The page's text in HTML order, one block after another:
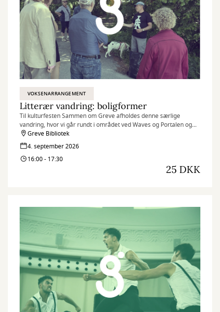
VOKSENARRANGEMENT
Litterær vandring: boligformer
Til kulturfesten Sammen om Greve afholdes denne særlige
vandring, hvor vi går rundt i området ved Waves og Portalen og
stiller skarpt på boligformer i skønlitteraturen.
Greve Bibliotek
4. september 2026
16:00 - 17:30
25 DKK